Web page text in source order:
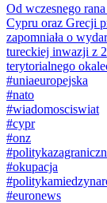
Od wczesnego
Cypru oraz Grecji
zapomniała o
tureckiej inwazji z
terytorialnego
#uniaeuropejska
#nato
#wiadomosciswiat
#cypr
#onz
#
#okupacja
#
#euronews